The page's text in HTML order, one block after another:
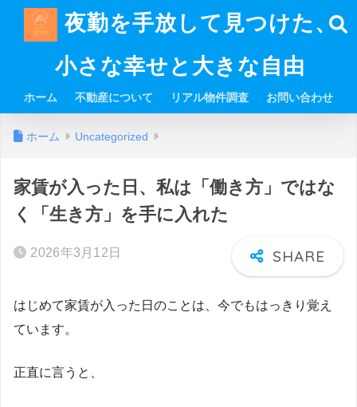
夜勤を手放して見つけた、
小さな幸せと大きな自由
ホーム 不動産について リアル物件調査 お問い合わせ
ホーム Uncategorized
家賃が入った日、私は「働き方」ではな
く「生き方」を手に入れた
2026年3月12日
はじめて家賃が入った日のことは、今でもはっきり覚え
ています。
正直に言うと、